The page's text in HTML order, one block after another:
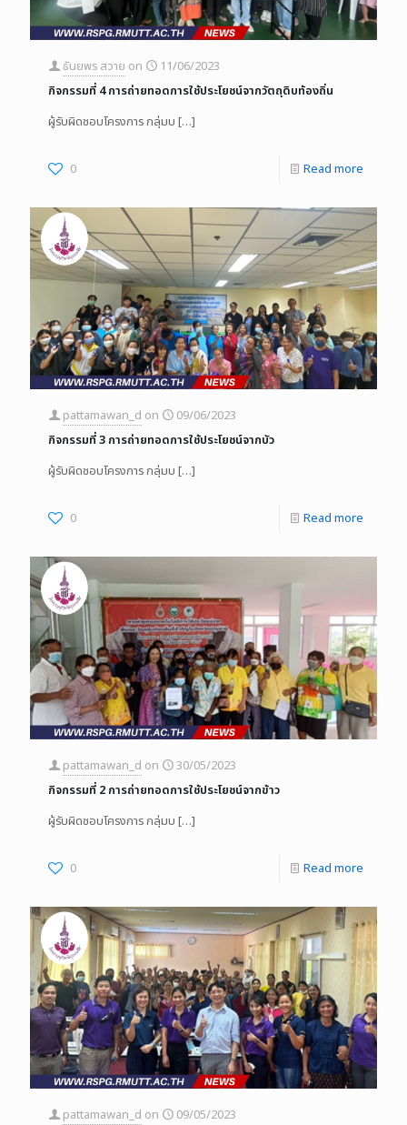
ธันยพร สวาย on
11/06/2023
กิจกรรมที่ 4 การถ่ายทอดการใช้ประโยชน์จากวัตถุดิบท้องถิ่น
ผู้รับผิดชอบโครงการ กลุ่มบ […]
0 Read more
pattamawan_d on
09/06/2023
กิจกรรมที่ 3 การถ่ายทอดการใช้ประโยชน์จากบัว
ผู้รับผิดชอบโครงการ กลุ่มบ […]
0 Read more
pattamawan_d on
30/05/2023
กิจกรรมที่ 2 การถ่ายทอดการใช้ประโยชน์จากข้าว
ผู้รับผิดชอบโครงการ กลุ่มบ […]
0 Read more
pattamawan_d on
09/05/2023